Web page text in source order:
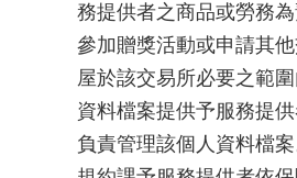
務提供者之商品或勞務為
參加贈獎活動或申請其
屋於該交易所必要之範
資料檔案提供予服務提
負責管理該個人資料檔